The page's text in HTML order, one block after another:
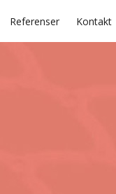
Referenser Kontakt